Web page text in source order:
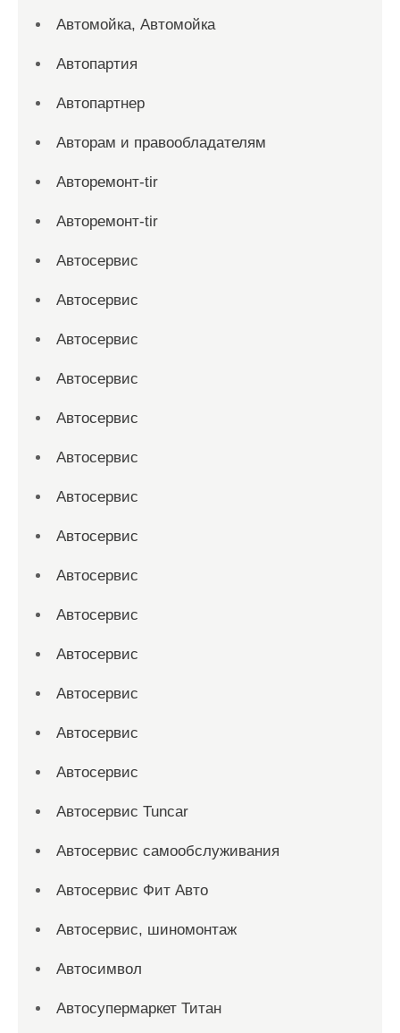
Автомойка, Автомойка
Автопартия
Автопартнер
Авторам и правообладателям
Авторемонт-tir
Авторемонт-tir
Автосервис
Автосервис
Автосервис
Автосервис
Автосервис
Автосервис
Автосервис
Автосервис
Автосервис
Автосервис
Автосервис
Автосервис
Автосервис
Автосервис
Автосервис Tuncar
Автосервис самообслуживания
Автосервис Фит Авто
Автосервис, шиномонтаж
Автосимвол
Автосупермаркет Титан